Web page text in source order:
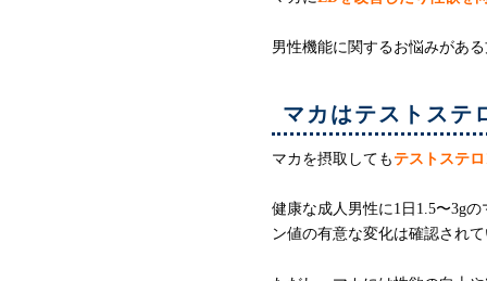
男性機能に関するお悩みがあ
マカはテストステ
マカを摂取しても テストステ
健康な成人男性に1日1.5〜3g
ン値の有意な変化は確認され